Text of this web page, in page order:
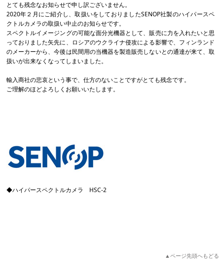
とても残念なお知らせで申し訳ございません。
2020年２月にご紹介し、取扱いをしておりましたSENOP社製のハイパースペ
クトルカメラの取扱い中止のお知らせです。
スペクトルイメージングの可能な面分光機器として、販売に力を入れたいと思
っておりました矢先に、ロシアのウクライナ侵攻による影響で、フィンランド
のメーカーから、今後は民間用の当機器を製造販売しないとの通達が来て、取
扱いが出来なくなってしまいました。
輸入商社の悲哀という事で、仕方のないことですがとても残念です。
ご理解のほどよろしくお願いいたします。
◆ハイパースペクトルカメラ HSC-2
▲ページ先頭へもどる